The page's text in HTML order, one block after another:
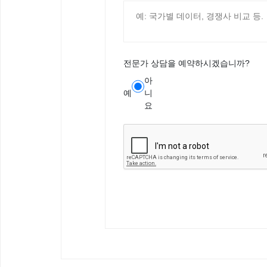
전문가 상담을 예약하시겠습니까?
예
아
니
요